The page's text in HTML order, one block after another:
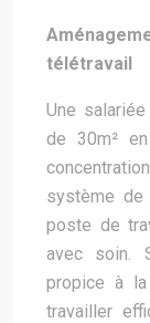
télétravail
Une
de 30m²
système de
poste de
avec soin.
propice à
travailler